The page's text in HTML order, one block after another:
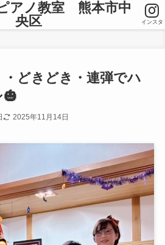
アノ教室 熊本市中
央区
インスタ
どきどき・連弾でハ
🎃
2025年11月14日